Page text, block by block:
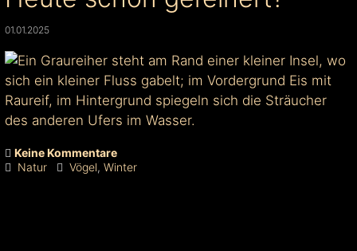
01.01.2025
Keine Kommentare
Natur
Vögel, Winter